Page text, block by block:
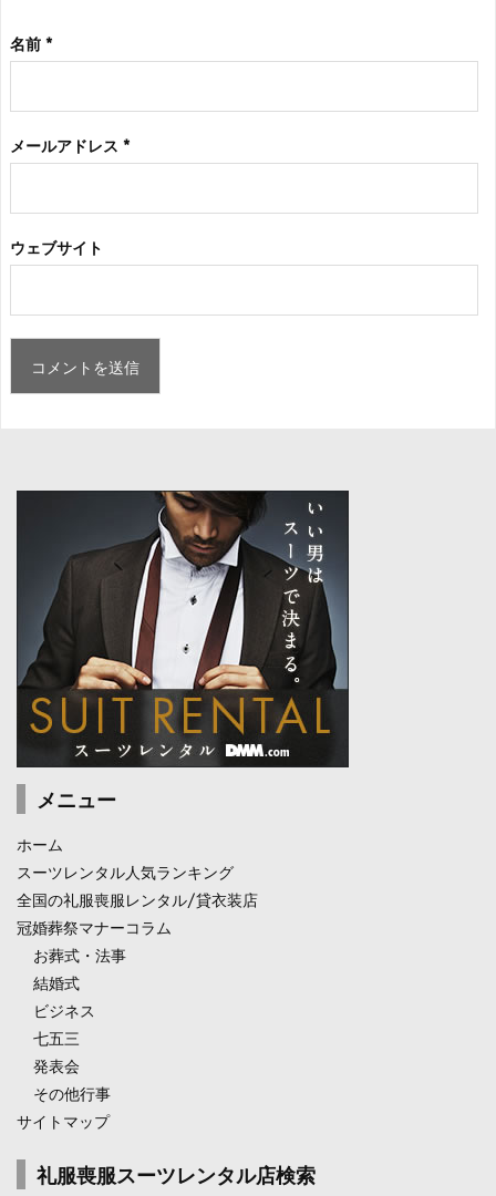
名前 *
メールアドレス *
ウェブサイト
メニュー
ホーム
スーツレンタル人気ランキング
全国の礼服喪服レンタル/貸衣装店
冠婚葬祭マナーコラム
お葬式・法事
結婚式
ビジネス
七五三
発表会
その他行事
サイトマップ
礼服喪服スーツレンタル店検索